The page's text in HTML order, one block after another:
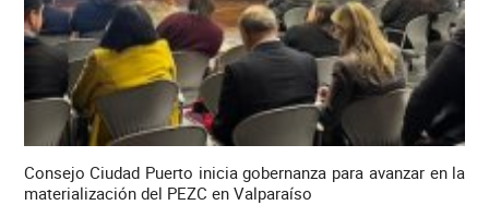
Consejo Ciudad Puerto inicia gobernanza para avanzar en la
materialización del PEZC en Valparaíso